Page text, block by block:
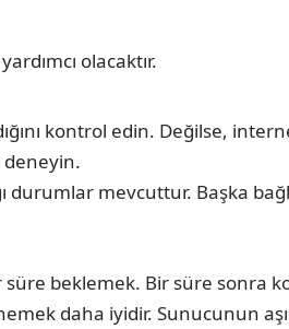
olacaktır.
kontrol edin. Değilse,
deneyin.
durumlar mevcuttur. Başka
beklemek. Bir süre sonra
daha iyidir. Sunucunun